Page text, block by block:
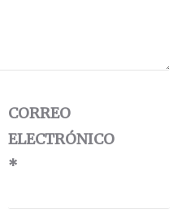
CORREO
ELECTRÓNICO
*